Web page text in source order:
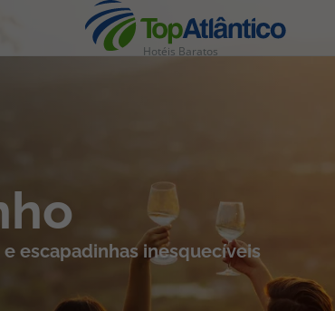
Hotéis Baratos
escapadinhas inesquecíveis